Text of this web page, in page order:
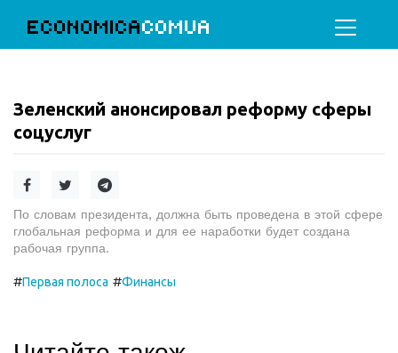
ECONOMICACOMUA
Зеленский анонсировал реформу сферы
соцуслуг
По словам президента, должна быть проведена в этой сфере
глобальная реформа и для ее наработки будет создана
рабочая группа.
#Первая полоса #Финансы